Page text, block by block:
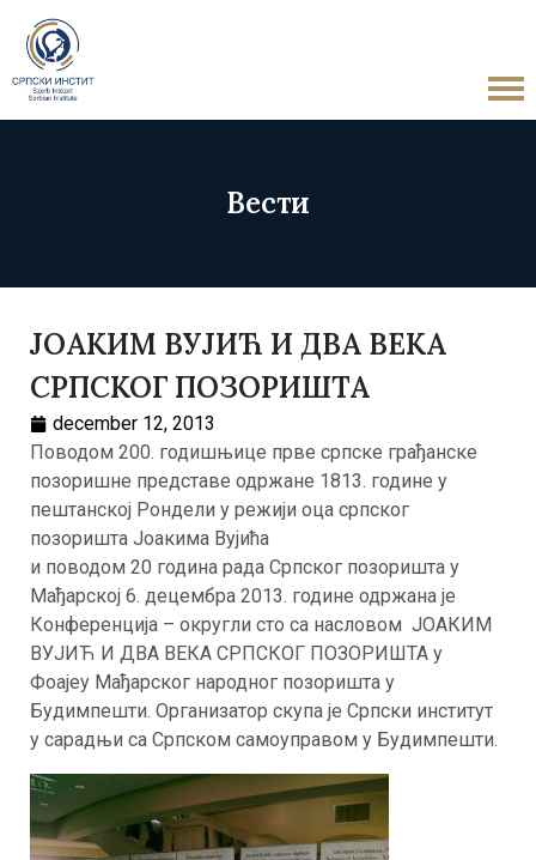
Вести
ЈОАКИМ ВУЈИЋ И ДВА ВЕКА
СРПСКОГ ПОЗОРИШТА
december 12, 2013
Поводом 200. годишњице прве српске грађанске
позоришне представе одржане 1813. године у
пештанској Рондели у режији оца српског
позоришта Јоакима Вујића
и поводом 20 година рада Српског позоришта у
Мађарској 6. децембра 2013. године одржана је
Конференција – округли стo са насловом ЈОАКИМ
ВУЈИЋ И ДВА ВЕКА СРПСКОГ ПОЗОРИШТА у
Фоајеу Мађарског народног позоришта у
Будимпешти. Организатор скупа је Српски институт
у сарадњи са Српском самоуправом у Будимпешти.